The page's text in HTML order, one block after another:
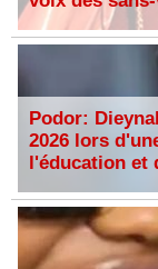
Podor:
2026 lors
l'éducation et